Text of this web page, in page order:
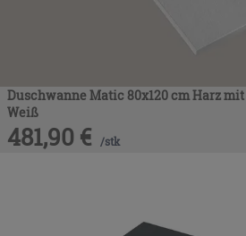
Duschwanne Matic 80x120 cm Harz
Weiß
481,90 € /stk